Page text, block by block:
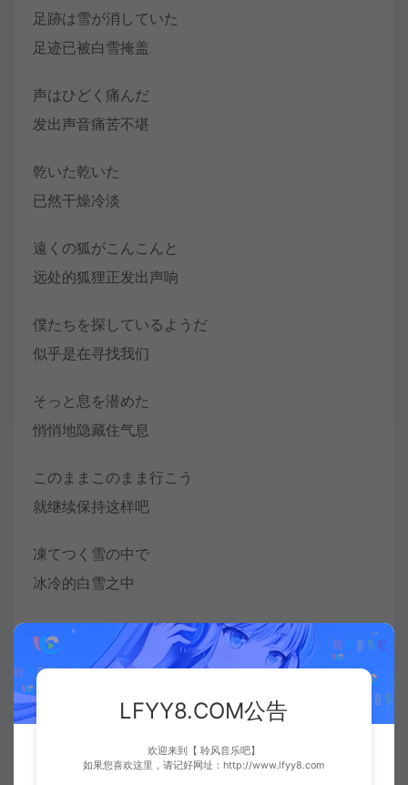
足跡は雪が消していた
足迹已被白雪掩盖
声はひどく痛んだ
发出声音痛苦不堪
乾いた乾いた
已然干燥冷淡
遠くの狐がこんこんと
远处的狐狸正发出声响
僕たちを探しているようだ
似乎是在寻找我们
そっと息を潜めた
悄悄地隐藏住气息
このままこのまま行こう
就继续保持这样吧
凍てつく雪の中で
冰冷的白雪之中
確かな熱を帯びた
确实夹带着热度
呼吸をして声を焼いてLFYY8.COM公告
欢迎来到【 聆风音乐吧】
如果您喜欢这里，请记好网址：http://www.lfyy8.com